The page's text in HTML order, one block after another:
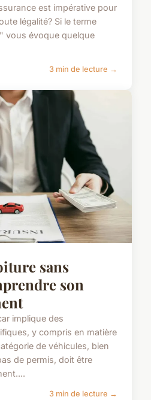
est impérative pour
légalité? Si le terme
vous évoque quelque
3 min de lecture →
sans
son
implique des
y compris en matière
de véhicules, bien
de permis, doit être
3 min de lecture →